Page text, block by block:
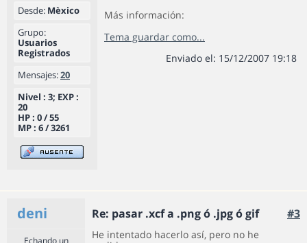
Desde: Mèxico
Grupo:
Usuarios
Registrados
Mensajes:20
Nivel : 3; EXP :
20
HP : 0 / 55
MP : 6 / 3261
Más información:
Tema guardar como...
Enviado el: 15/12/2007 19:18
deni Re: pasar .xcf a .png ó .jpg ó gif #3
Echando un
He intentado hacerlo así, pero no he